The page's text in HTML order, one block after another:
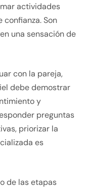
actividades
Son
una sensación de
con la pareja,
debe demostrar
y
preguntas
priorizar la
es
de las etapas